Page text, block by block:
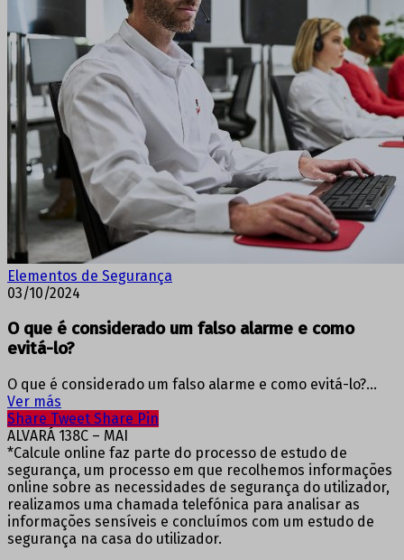
Elementos de Segurança
03/10/2024
O que é considerado um falso alarme e como
evitá-lo?
O que é considerado um falso alarme e como evitá-lo?…
Ver más
Share Tweet Share Pin
ALVARÁ 138C – MAI
*Calcule online faz parte do processo de estudo de
segurança, um processo em que recolhemos informações
online sobre as necessidades de segurança do utilizador,
realizamos uma chamada telefónica para analisar as
informações sensíveis e concluímos com um estudo de
segurança na casa do utilizador.